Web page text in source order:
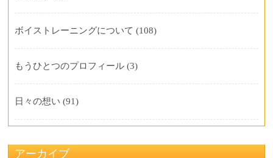
ボイストレーニングについて (108)
もうひとつのプロフィール (3)
日々の想い (91)
アーカイブ